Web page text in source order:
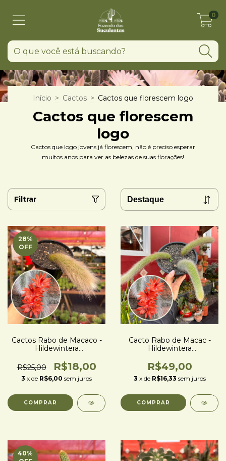
0
Início > Cactos > Cactos que florescem logo
Cactos que florescem
logo
Cactos que logo jovens já florescem, não é preciso esperar
muitos anos para ver as belezas de suas florações!
Filtrar
28%
OFF
Cactos Rabo de Macaco -
Hildewintera
R$25,00
R$18,00
3 x de R$6,00 sem juros
Cacto Rabo de Macac -
Hildewintera
hastes
R$49,00
3 x de R$16,33 sem juros
40%